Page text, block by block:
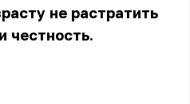
не растратить
честность.